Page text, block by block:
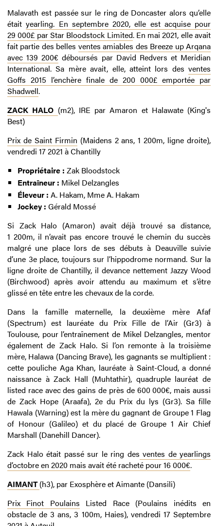
Malavath est passée sur le ring de Doncaster alors qu’elle
étaityearling. En septembre 2020, elle est acquise pour
29 000£ par Star Bloodstock Limited. En mai 2021, elle avait
fait partie des belles ventes amiables des Breeze up Arqana
avec 139 200€ déboursés par David Redvers et Meridian
International. Sa mère avait, elle, atteint lors des ventes
Goffs 2015 l’enchère finale de 200 000£ emportée par
Shadwell.
ZACK HALO (m2), IRE par Amaron et Halawate (King's
Best)
Prix de Saint Firmin (Maidens 2 ans, 1 200m, ligne droite),
vendredi 17 2021 à Chantilly
Propriétaire : Zak Bloodstock
Entraîneur : Mikel Delzangles
Éleveur : A. Hakam, Mme A. Hakam
Jockey : Gérald Mossé
Si Zack Halo (Amaron) avait déjà trouvé sa distance,
1 200m, il n’avait pas encore trouvé le chemin du succès
malgré une place lors de ses débuts à Deauville suivie
d’une 3e place, toujours sur l’hippodrome normand. Sur la
ligne droite de Chantilly, il devance nettement Jazzy Wood
(Birchwood) après avoir attendu au maximum et s’être
glissé en tête entre les chevaux de la corde.
Dans la famille maternelle, la deuxième mère Afaf
(Spectrum) est lauréate du Prix Fille de l’Air (Gr3) à
Toulouse, pour l’entraînement de Mikel Delzangles, mentor
également de Zack Halo. Si l’on remonte à la troisième
mère, Halawa (Dancing Brave), les gagnants se multiplient :
cette pouliche Aga Khan, lauréate à Saint-Cloud, a donné
naissance à Zack Hall (Muhtathir), quadruple lauréat de
listed race avec des gains de près de 600 000€, mais aussi
de Zack Hope (Araafa), 2e du Prix du lys (Gr3). Sa fille
Hawala (Warning) est la mère du gagnant de Groupe 1 Flag
of Honour (Galileo) et du placé de Groupe 1 Air Chief
Marshall (Danehill Dancer).
Zack Halo était passé sur le ring des ventes de yearlings
d’octobre en 2020 mais avait été racheté pour 16 000€.
AIMANT (h3), par Exosphère et Aimante (Dansili)
Prix Finot Poulains Listed Race (Poulains inédits en
obstacle de 3 ans, 3 100m, Haies), vendredi 17 Septembre